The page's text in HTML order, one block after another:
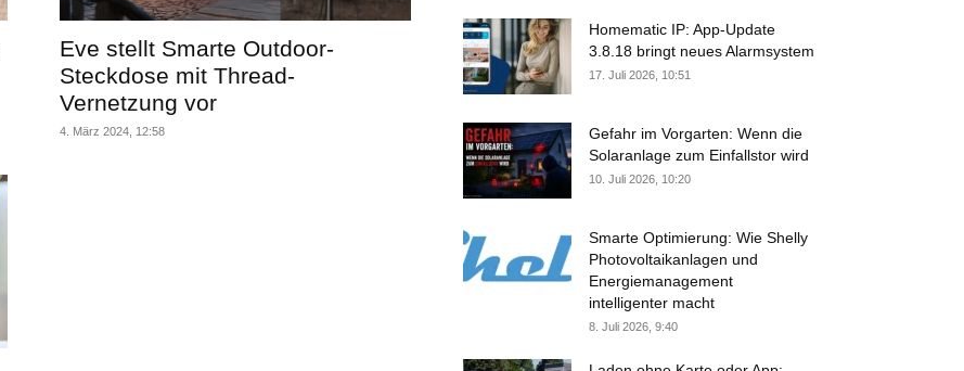
Eve stellt Smarte Outdoor-
Steckdose mit Thread-
Vernetzung vor
4. März 2024, 12:58
Homematic IP: App-Update
3.8.18 bringt neues Alarmsystem
17. Juli 2026, 10:51
Gefahr im Vorgarten: Wenn die
Solaranlage zum Einfallstor wird
10. Juli 2026, 10:20
Smarte Optimierung: Wie Shelly
Photovoltaikanlagen und
Energiemanagement
intelligenter macht
8. Juli 2026, 9:40